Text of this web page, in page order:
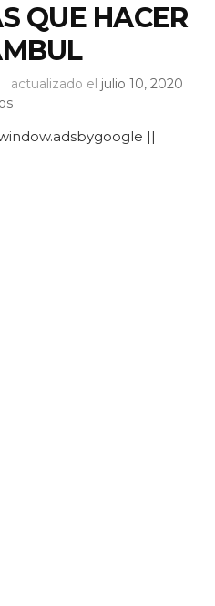
QUE HACER
actualizado el julio 10, 2020
en
COSAS
||